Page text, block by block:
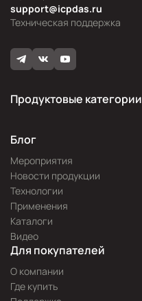
Техническая поддержка
support@icpdas.ru
Продуктовые категории
Блог
Мероприятия
Новости продукции
Технологии
Применения
Каталоги
Видео
Для покупателей
О компании
Где купить